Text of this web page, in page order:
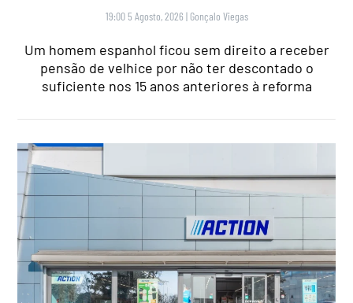
19:00 5 Agosto, 2026 | Gonçalo Viegas
Um homem espanhol ficou sem direito a receber
pensão de velhice por não ter descontado o
suficiente nos 15 anos anteriores à reforma